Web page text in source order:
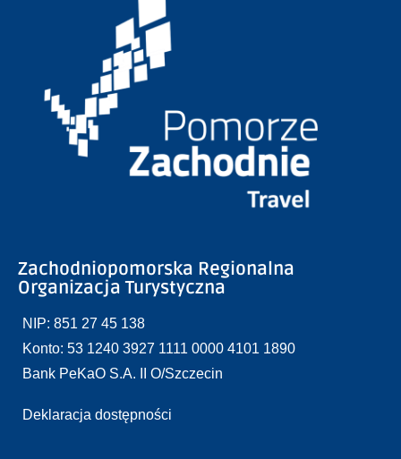
Zachodniopomorska Regionalna
Organizacja Turystyczna
NIP: 851 27 45 138
Konto: 53 1240 3927 1111 0000 4101 1890
Bank PeKaO S.A. II O/Szczecin
Deklaracja dostępności